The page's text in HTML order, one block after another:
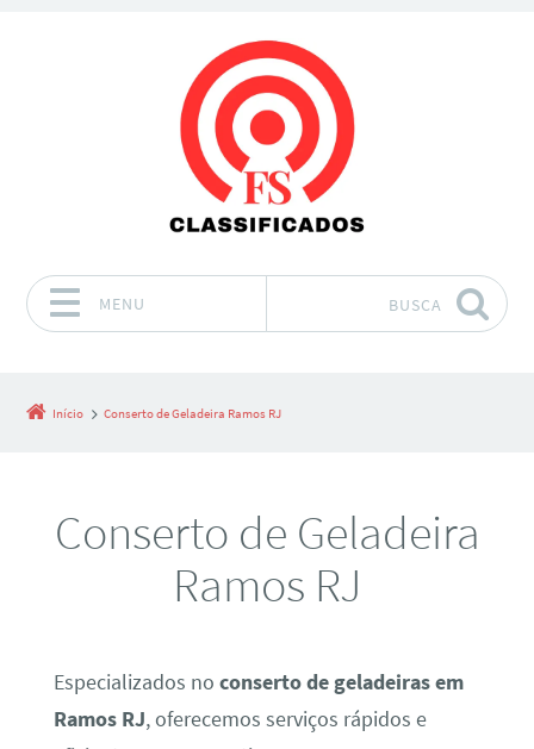
MENU BUSCA
Início Conserto de Geladeira Ramos RJ
Conserto de Geladeira
Ramos RJ
Especializados no conserto de geladeiras em
Ramos RJ, oferecemos serviços rápidos e